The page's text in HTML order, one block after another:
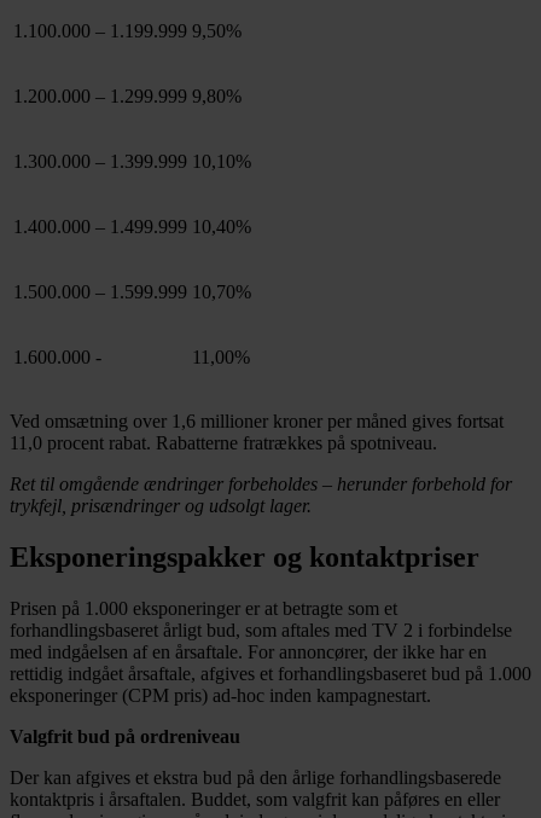
1.100.000 – 1.199.999 9,50%
1.200.000 – 1.299.999 9,80%
1.300.000 – 1.399.999 10,10%
1.400.000 – 1.499.999 10,40%
1.500.000 – 1.599.999 10,70%
1.600.000 - 11,00%
Ved omsætning over 1,6 millioner kroner per måned gives fortsat
11,0 procent rabat. Rabatterne fratrækkes på spotniveau.
Ret til omgående ændringer forbeholdes – herunder forbehold for
trykfejl, prisændringer og udsolgt lager.
Eksponeringspakker og kontaktpriser
Prisen på 1.000 eksponeringer er at betragte som et
forhandlingsbaseret årligt bud, som aftales med TV 2 i forbindelse
med indgåelsen af en årsaftale. For annoncører, der ikke har en
rettidig indgået årsaftale, afgives et forhandlingsbaseret bud på 1.000
eksponeringer (CPM pris) ad-hoc inden kampagnestart.
Valgfrit bud på ordreniveau
Der kan afgives et ekstra bud på den årlige forhandlingsbaserede
kontaktpris i årsaftalen. Buddet, som valgfrit kan påføres en eller